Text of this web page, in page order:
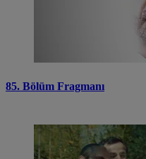
85. Bölüm Fragmanı